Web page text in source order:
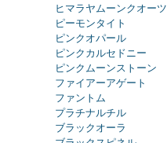
ヒマラヤムーンクオーツ
ピーモンタイト
ピンクオパール
ピンクカルセドニー
ピンクムーンストーン
ファイアーアゲート
ファントム
プラチナルチル
ブラックオーラ